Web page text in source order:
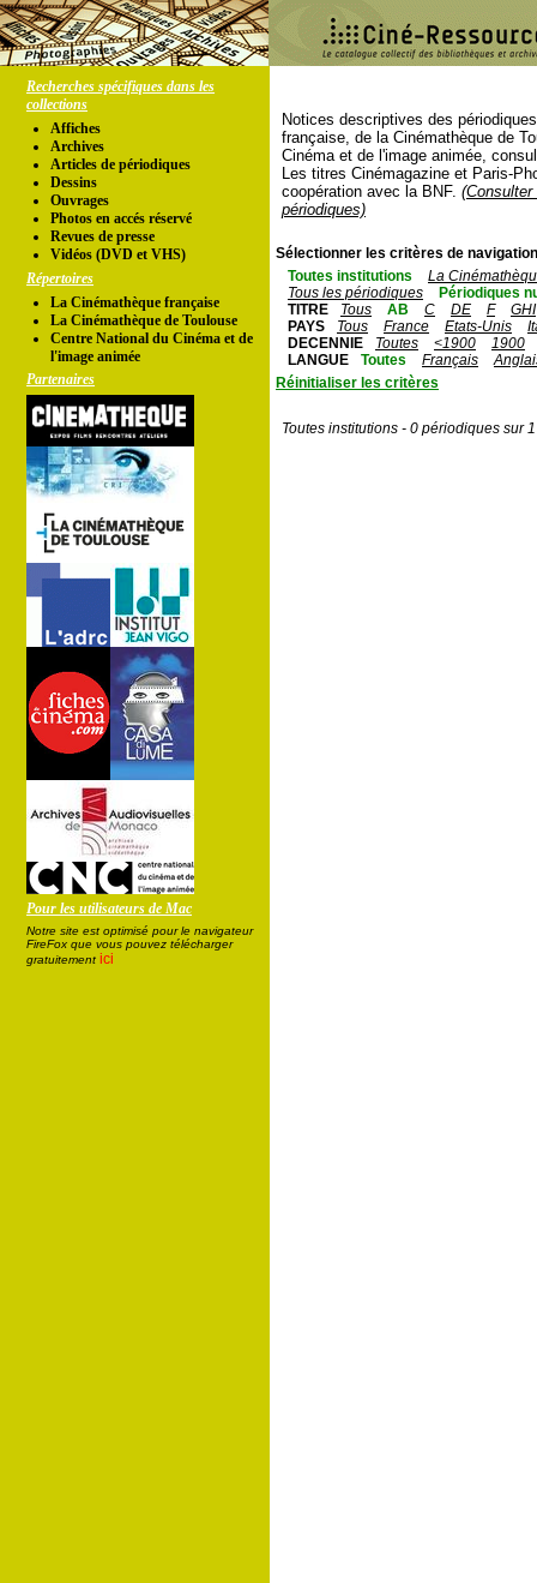
Recherches spécifiques dans les
collections
Affiches
Archives
Articles de périodiques
Dessins
Ouvrages
Photos en accés réservé
Revues de presse
Vidéos (DVD et VHS)
Répertoires
La Cinémathèque française
La Cinémathèque de Toulouse
Centre National du Cinéma et de
l'image animée
Partenaires
Pour les utilisateurs de Mac
Notre site est optimisé pour le navigateur
FireFox que vous pouvez télécharger
gratuitement ici
Notices descriptives des
française, de la Cinémathèque de
Cinéma et de l'image animée,
Les titres Cinémagazine et Paris-
coopération avec la BNF.
périodiques)
Sélectionner les critères de
Toutes institutions
La
Tous les périodiques
Périodiques
TITRE
Tous AB C DE F
GHI
PAYS
Tous France Etats-Unis
DECENNIE
Toutes <1900
1900
LANGUE
Toutes Français
Réinitialiser les critères
Toutes institutions - 0 périodiques sur